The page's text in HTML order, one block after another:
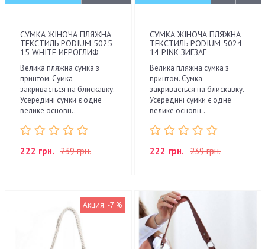
СУМКА ЖІНОЧА ПЛЯЖНА
ТЕКСТИЛЬ PODIUM 5025-
15 WHITE ИЕРОГЛИФ
Велика пляжна сумка з
принтом. Сумка
закривається на блискавку.
Усередині сумки є одне
велике основн..
222 грн. 239 грн.
СУМКА ЖІНОЧА ПЛЯЖНА
ТЕКСТИЛЬ PODIUM 5024-
14 PINK ЗИГЗАГ
Велика пляжна сумка з
принтом. Сумка
закривається на блискавку.
Усередині сумки є одне
велике основн..
222 грн. 239 грн.
Акция: -7 %